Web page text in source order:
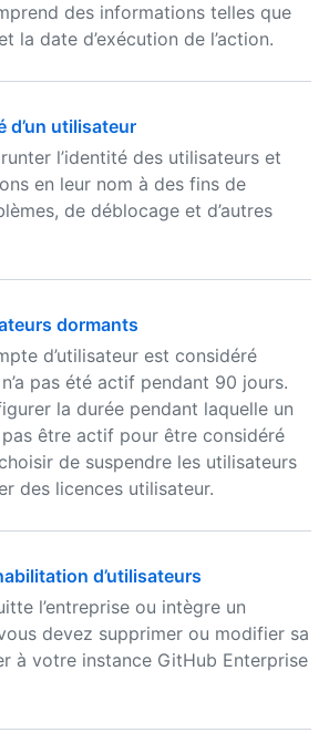
des informations telles que
la date d’exécution de l’action.
d’un utilisateur
l’identité des utilisateurs et
en leur nom à des fins de
de déblocage et d’autres
dormants
d’utilisateur est considéré
pas été actif pendant 90 jours.
la durée pendant laquelle un
être actif pour être considéré
de suspendre les utilisateurs
des licences utilisateur.
d’utilisateurs
l’entreprise ou intègre un
devez supprimer ou modifier sa
à votre instance GitHub Enterprise